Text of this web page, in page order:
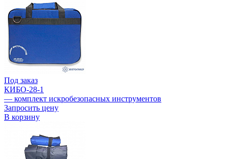
Под заказ
КИБО-28-1
— комплект искробезопасных инструментов
Запросить цену
В корзину